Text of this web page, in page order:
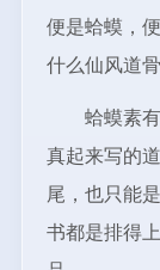
便是蛤蟆，
什么仙风道
蛤蟆素有
真起来写的
尾，也只能
书都是排得